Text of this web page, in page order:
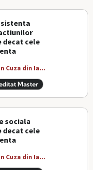
decat cele
Cuza din Ia...
Master
sociala
decat cele
Cuza din Ia...